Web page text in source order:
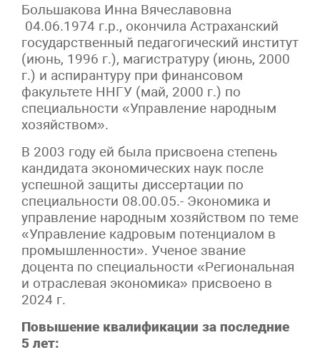
Большакова Инна Вячеславовна
04.06.1974 г.р., окончила Астраханский
государственный педагогический институт
(июнь, 1996 г.), магистратуру (июнь, 2000
г.) и аспирантуру при финансовом
факультете ННГУ (май, 2000 г.) по
специальности «Управление народным
хозяйством».
В 2003 году ей была присвоена степень
кандидата экономических наук после
успешной защиты диссертации по
специальности 08.00.05.- Экономика и
управление народным хозяйством по теме
«Управление кадровым потенциалом в
промышленности». Ученое звание
доцента по специальности «Региональная
и отраслевая экономика» присвоено в
2024 г.
Повышение квалификации за последние
5 лет: